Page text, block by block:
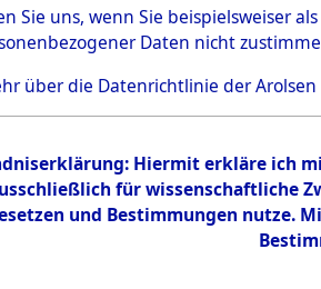
Sie uns, wenn Sie beispielsweiser
Daten nicht
über die Datenrichtlinie der Arolsen
Hiermit erkläre ich
für wissenschaftliche
und Bestimmungen nutze.